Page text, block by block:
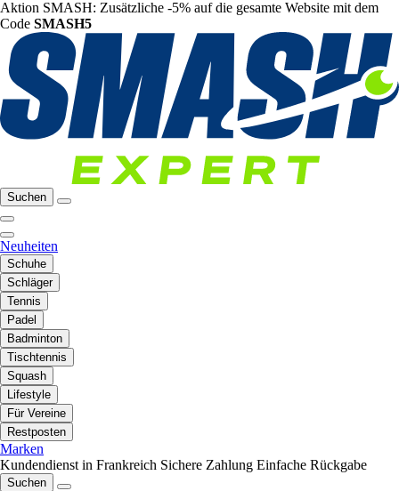
Aktion SMASH: Zusätzliche -5% auf die gesamte Website mit dem
Code SMASH5
Suchen
Neuheiten
Schuhe
Schläger
Tennis
Padel
Badminton
Tischtennis
Squash
Lifestyle
Für Vereine
Restposten
Marken
Kundendienst in Frankreich Sichere Zahlung Einfache Rückgabe
Suchen